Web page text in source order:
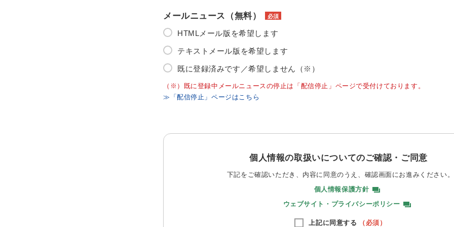
メールニュース（無料） 必須
HTMLメール版を希望します
テキストメール版を希望します
既に登録済みです／希望しません（※）
（※）既に登録中メールニュースの停止は「配信停止」ページで受付けております。
≫「配信停止」ページはこちら
個人情報の取扱いについてのご確認・ご同意
下記をご確認いただき、内容に同意のうえ、 確認画面にお進みください。
個人情報保護方針
ウェブサイト・プライバシーポリシー
上記に同意する （必須）